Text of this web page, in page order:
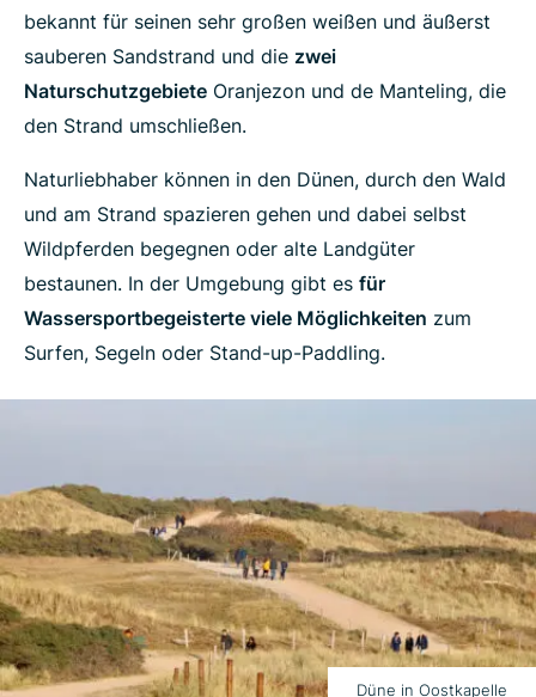
bekannt für seinen sehr großen weißen und äußerst
sauberen Sandstrand und die zwei
Naturschutzgebiete Oranjezon und de Manteling, die
den Strand umschließen.
Naturliebhaber können in den Dünen, durch den Wald
und am Strand spazieren gehen und dabei selbst
Wildpferden begegnen oder alte Landgüter
bestaunen. In der Umgebung gibt es für
Wassersportbegeisterte viele Möglichkeiten zum
Surfen, Segeln oder Stand-up-Paddling.
Düne in Oostkapelle